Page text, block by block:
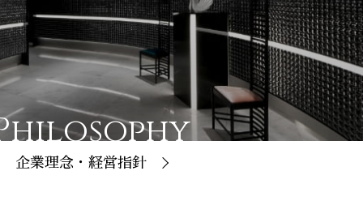
企業理念・経営指針